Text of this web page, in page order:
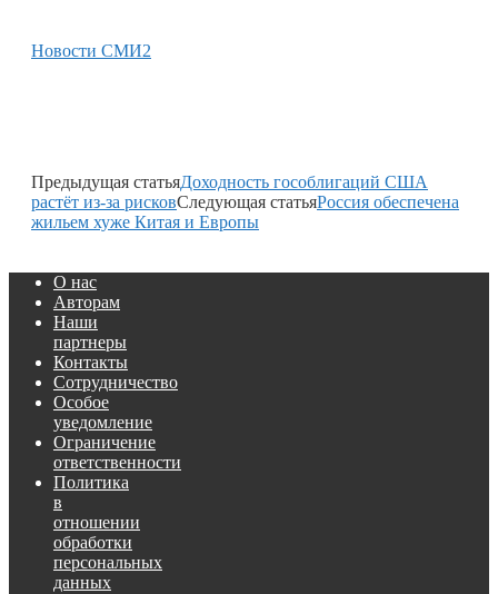
Новости СМИ2
Предыдущая статьяДоходность гособлигаций США
растёт из-за рисковСледующая статьяРоссия обеспечена
жильем хуже Китая и Европы
О нас
Авторам
Наши
партнеры
Контакты
Сотрудничество
Особое
уведомление
Ограничение
ответственности
Политика
в
отношении
обработки
персональных
данных